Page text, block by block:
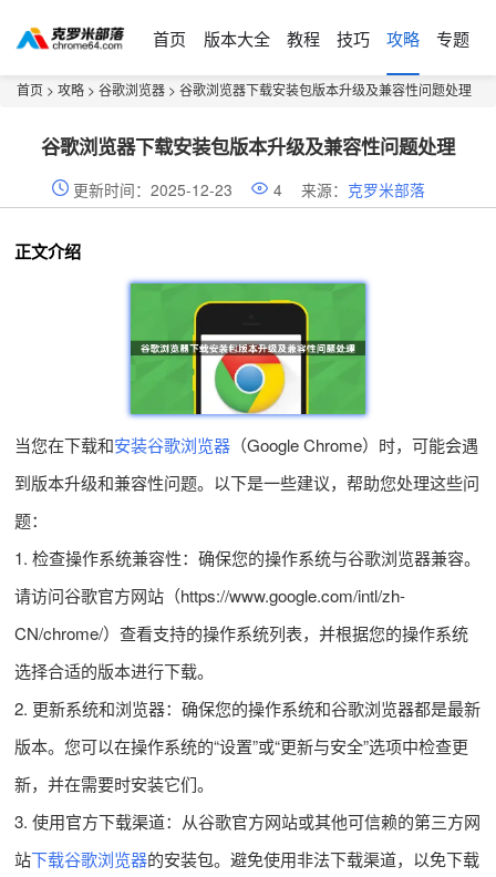
首页 版本大全 教程 技巧 攻略 专题
首页 > 攻略 > 谷歌浏览器 > 谷歌浏览器下载安装包版本升级及兼容性问题处理
谷歌浏览器下载安装包版本升级及兼容性问题处理
更新时间：2025-12-23 4 来源： 克罗米部落
正文介绍
当您在下载和安装谷歌浏览器（Google Chrome）时，可能会遇
到版本升级和兼容性问题。以下是一些建议，帮助您处理这些问
题：
1. 检查操作系统兼容性：确保您的操作系统与谷歌浏览器兼容。
请访问谷歌官方网站（https://www.google.com/intl/zh-
CN/chrome/）查看支持的操作系统列表，并根据您的操作系统
选择合适的版本进行下载。
2. 更新系统和浏览器：确保您的操作系统和谷歌浏览器都是最新
版本。您可以在操作系统的“设置”或“更新与安全”选项中检查更
新，并在需要时安装它们。
3. 使用官方下载渠道：从谷歌官方网站或其他可信赖的第三方网
站下载谷歌浏览器的安装包。避免使用非法下载渠道，以免下载